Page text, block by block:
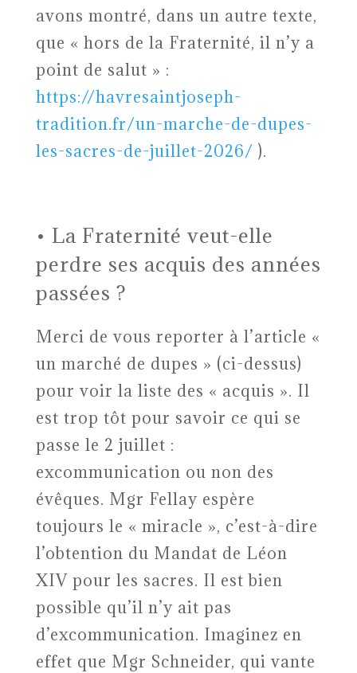
avons montré, dans un autre texte,
que « hors de la Fraternité, il n’y a
point de salut » :
https://havresaintjoseph-
tradition.fr/un-marche-de-dupes-
les-sacres-de-juillet-2026/ ).
• La Fraternité veut-elle
perdre ses acquis des années
passées ?
Merci de vous reporter à l’article «
un marché de dupes » (ci-dessus)
pour voir la liste des « acquis ». Il
est trop tôt pour savoir ce qui se
passe le 2 juillet :
excommunication ou non des
évêques. Mgr Fellay espère
toujours le « miracle », c’est-à-dire
l’obtention du Mandat de Léon
XIV pour les sacres. Il est bien
possible qu’il n’y ait pas
d’excommunication. Imaginez en
effet que Mgr Schneider, qui vante